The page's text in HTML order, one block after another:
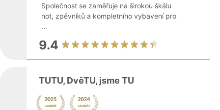
Společnost se zaměřuje na širokou škálu
not, zpěvníků a kompletního vybavení pro
...
9.4
TUTU, DvěTU, jsme TU